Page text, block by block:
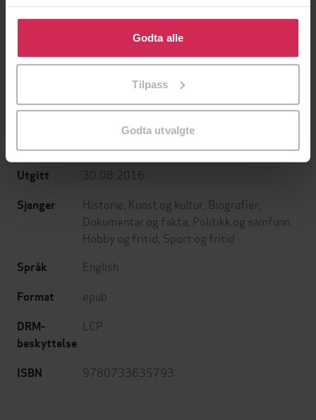
Klikk på «Godta alle» for å gi oss ditt samtykke til å
bruke cookies for alle disse formålene. Du kan også
tilpasse ditt samtykke til spesifikke formål ved å klikke
Godta alle
Tilpass
Godta utvalgte
Undertittel The bestselling account of the decline of
Australian manufacturing
Forfattere Royce Kurmelovs(forfatter)
Forlag
Utgitt 30.08.2016
Sjanger Historie Kunst og kultur Biografier
Dokumentar og fakta Politikk og samfunn
Hobby og fritid Sport og fritid
Språk English
Format epub
DRM-
beskyttelse
LCP
ISBN 9780733635793